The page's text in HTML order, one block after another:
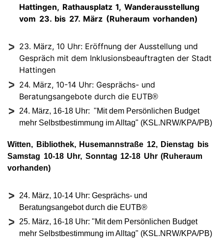
Hattingen, Rathausplatz 1, Wanderausstellung
vom 23. bis 27. März (Ruheraum vorhanden)
23. März, 10 Uhr: Eröffnung der Ausstellung und
Gespräch mit dem Inklusionsbeauftragten der Stadt
Hattingen
24. März, 10-14 Uhr: Gesprächs- und
Beratungsangebote durch die EUTB®
24. März, 16-18 Uhr: "Mit dem Persönlichen Budget
mehr Selbstbestimmung im Alltag" (KSL.NRW/KPA/PB)
Witten, Bibliothek, Husemannstraße 12, Dienstag bis
Samstag 10-18 Uhr, Sonntag 12-18 Uhr (Ruheraum
vorhanden)
24. März, 10-14 Uhr: Gesprächs- und
Beratungsangebot durch die EUTB®
25. März, 16-18 Uhr: "Mit dem Persönlichen Budget
mehr Selbstbestimmung im Alltag" (KSL.NRW/KPA/PB)